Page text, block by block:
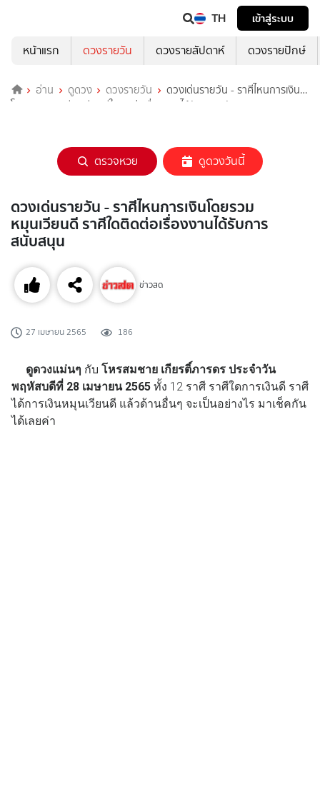
TH
เข้าสู่ระบบ
หน้าแรก
ดวงรายวัน ดวงรายสัปดาห์ ดวงรายปักษ์
อ่าน ดูดวง ดวงรายวัน
ดวงเด่นรายวัน - ราศีไหนการเงิน
โดยรวมหมุนเวียนดี ราศีใดติดต่อเรื่องงานได้รับการสนับสนุน
ตรวจหวย ดูดวงวันนี้
ดวงเด่นรายวัน - ราศีไหนการเงินโดยรวม
หมุนเวียนดี ราศีใดติดต่อเรื่องงานได้รับการ
สนับสนุน
ข่าวสด
27 เมษายน 2565 186
ดูดวงแม่นๆ กับ โหรสมชาย เกียรติ์ภารดร ประจำวัน
พฤหัสบดีที่ 28 เมษายน 2565 ทั้ง 12 ราศี ราศีใดการเงินดี ราศี
ได้การเงินหมุนเวียนดี แล้วด้านอื่นๆ จะเป็นอย่างไร มาเช็คกัน
ได้เลยค่า